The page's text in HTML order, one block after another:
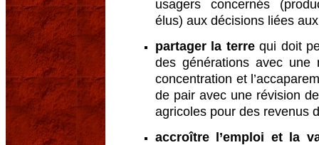
usagers concernés
élus) aux décisions liées
partager la terre qui doit
des générations avec une
concentration et
de pair avec une révision
agricoles pour des revenus
accroître l’emploi et la